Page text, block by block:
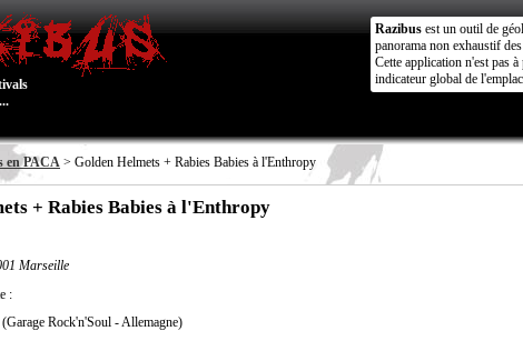
Razibus est un outil de
panorama non exhaustif
Cette application n'est pas
indicateur global de
en PACA > Golden Helmets + Rabies Babies à l'Enthropy
+ Rabies Babies à l'Enthropy
Marseille
:
(Garage Rock'n'Soul - Allemagne)